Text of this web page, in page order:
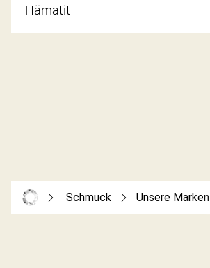
Hämatit
Schmuck Unsere Marken